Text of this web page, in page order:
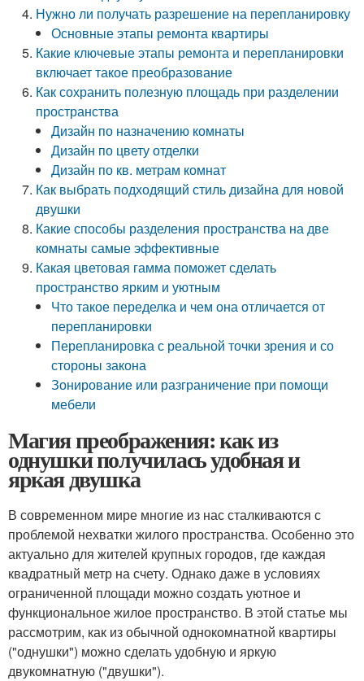
Нужно ли получать разрешение на перепланировку
Основные этапы ремонта квартиры
Какие ключевые этапы ремонта и перепланировки
включает такое преобразование
Как сохранить полезную площадь при разделении
пространства
Дизайн по назначению комнаты
Дизайн по цвету отделки
Дизайн по кв. метрам комнат
Как выбрать подходящий стиль дизайна для новой
двушки
Какие способы разделения пространства на две
комнаты самые эффективные
Какая цветовая гамма поможет сделать
пространство ярким и уютным
Что такое переделка и чем она отличается от
перепланировки
Перепланировка с реальной точки зрения и со
стороны закона
Зонирование или разграничение при помощи
мебели
Магия преображения: как из
однушки получилась удобная и
яркая двушка
В современном мире многие из нас сталкиваются с
проблемой нехватки жилого пространства. Особенно это
актуально для жителей крупных городов, где каждая
квадратный метр на счету. Однако даже в условиях
ограниченной площади можно создать уютное и
функциональное жилое пространство. В этой статье мы
рассмотрим, как из обычной однокомнатной квартиры
("однушки") можно сделать удобную и яркую
двукомнатную ("двушки").